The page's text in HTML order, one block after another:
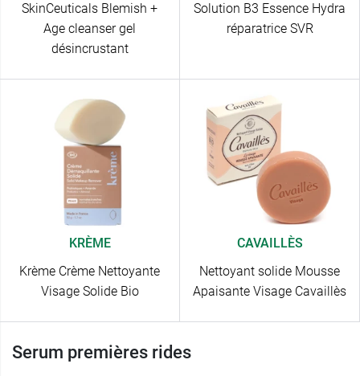
SkinCeuticals Blemish +
Age cleanser gel
désincrustant
Solution B3 Essence Hydra
réparatrice SVR
KRÈME
Krème Crème Nettoyante
Visage Solide Bio
CAVAILLÈS
Nettoyant solide Mousse
Apaisante Visage Cavaillès
Serum premières rides